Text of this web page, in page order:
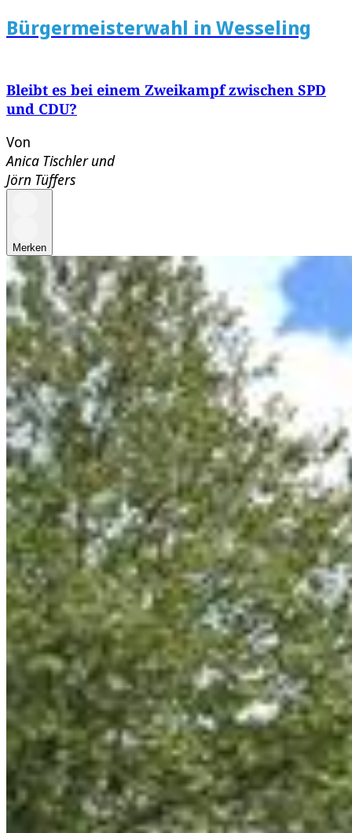
Bürgermeisterwahl in Wesseling
Bleibt es bei einem Zweikampf zwischen SPD
und CDU?
Von
Anica Tischlerund
Jörn Tüffers
Merken